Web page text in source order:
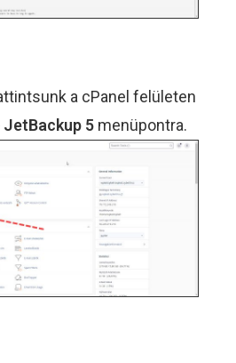
a cPanel felületen
JetBackup 5 menüpontra.